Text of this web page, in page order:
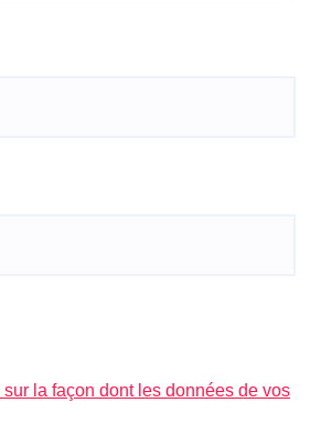
la façon dont les données de vos